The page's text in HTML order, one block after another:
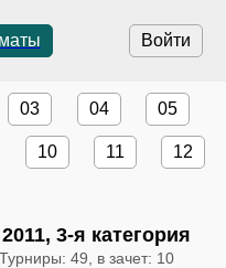
Войти
03 04 05
10 11 12
3-я категория
Турниры: 49, в зачет: 10